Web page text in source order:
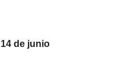
de junio